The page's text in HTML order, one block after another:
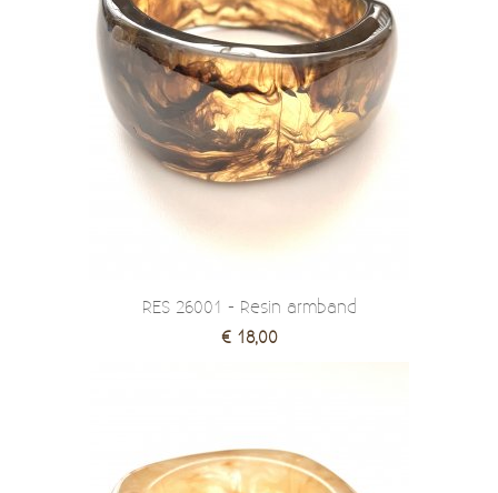
RES 26001 - Resin armband
€ 18,00